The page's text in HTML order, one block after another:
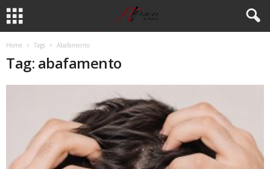
Home Tags Abafamento
Tag: abafamento